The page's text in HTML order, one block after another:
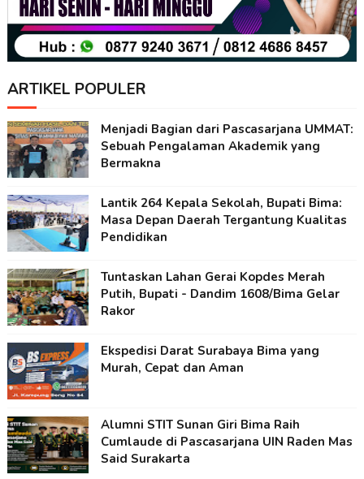
ARTIKEL POPULER
Menjadi Bagian dari Pascasarjana UMMAT:
Sebuah Pengalaman Akademik yang
Bermakna
Lantik 264 Kepala Sekolah, Bupati Bima:
Masa Depan Daerah Tergantung Kualitas
Pendidikan
Tuntaskan Lahan Gerai Kopdes Merah
Putih, Bupati - Dandim 1608/Bima Gelar
Rakor
Ekspedisi Darat Surabaya Bima yang
Murah, Cepat dan Aman
Alumni STIT Sunan Giri Bima Raih
Cumlaude di Pascasarjana UIN Raden Mas
Said Surakarta